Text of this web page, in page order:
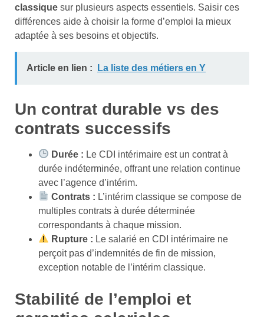
classique sur plusieurs aspects essentiels. Saisir ces
différences aide à choisir la forme d’emploi la mieux
adaptée à ses besoins et objectifs.
Article en lien : La liste des métiers en Y
Un contrat durable vs des
contrats successifs
Durée : Le CDI intérimaire est un contrat à
durée indéterminée, offrant une relation continue
avec l’agence d’intérim.
Contrats : L’intérim classique se compose de
multiples contrats à durée déterminée
correspondants à chaque mission.
Rupture : Le salarié en CDI intérimaire ne
perçoit pas d’indemnités de fin de mission,
exception notable de l’intérim classique.
Stabilité de l’emploi et